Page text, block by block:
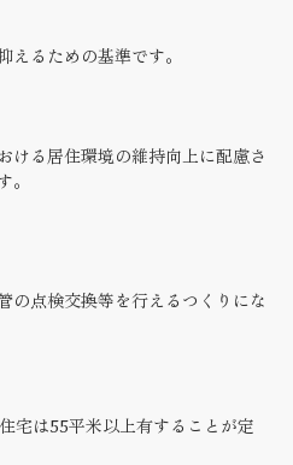
るための基準です。
ける居住環境の維持向上に配慮さ
の点検交換等を行えるつくりにな
宅は55平米以上有することが定